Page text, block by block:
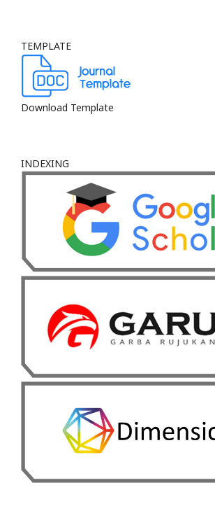
TEMPLATE
Download Template
INDEXING